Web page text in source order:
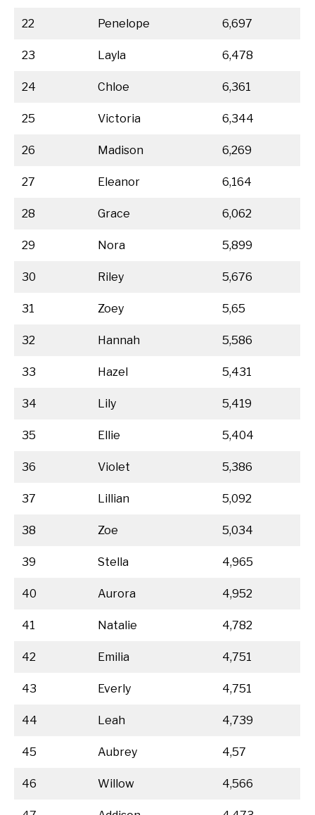
22 Penelope 6,697
23 Layla 6,478
24 Chloe 6,361
25 Victoria 6,344
26 Madison 6,269
27 Eleanor 6,164
28 Grace 6,062
29 Nora 5,899
30 Riley 5,676
31 Zoey 5,65
32 Hannah 5,586
33 Hazel 5,431
34 Lily 5,419
35 Ellie 5,404
36 Violet 5,386
37 Lillian 5,092
38 Zoe 5,034
39 Stella 4,965
40 Aurora 4,952
41 Natalie 4,782
42 Emilia 4,751
43 Everly 4,751
44 Leah 4,739
45 Aubrey 4,57
46 Willow 4,566